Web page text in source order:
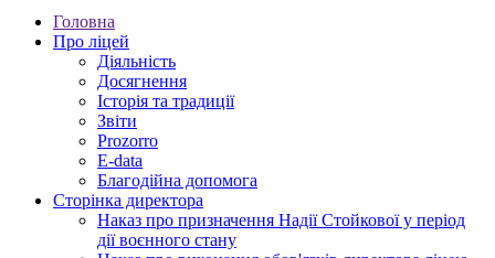
Головна
Про ліцей
Діяльність
Досягнення
Історія та традиції
Звіти
Prozorro
E-data
Благодійна допомога
Сторінка директора
Наказ про призначення Надії Стойкової у період
дії воєнного стану